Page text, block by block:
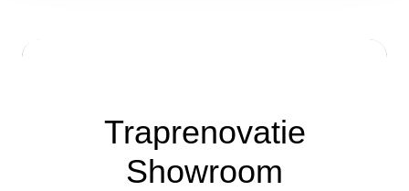
Traprenovatie
Showroom